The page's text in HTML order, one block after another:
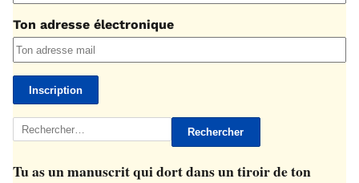
Ton adresse électronique
Rechercher :
Tu as un manuscrit qui dort dans un tiroir de ton